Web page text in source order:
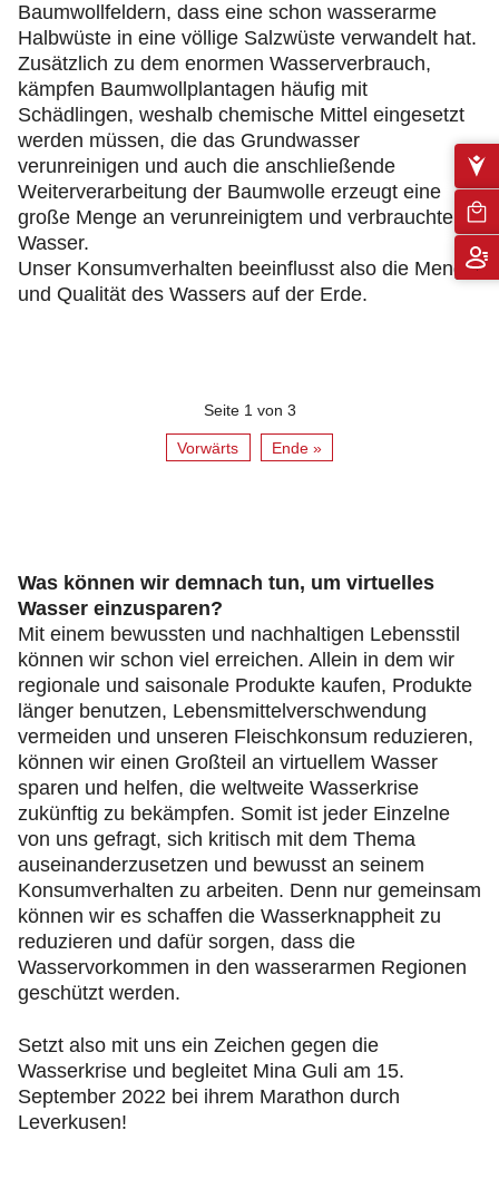
Baumwollfeldern, dass eine schon wasserarme
Halbwüste in eine völlige Salzwüste verwandelt hat.
Zusätzlich zu dem enormen Wasserverbrauch,
kämpfen Baumwollplantagen häufig mit
Schädlingen, weshalb chemische Mittel eingesetzt
werden müssen, die das Grundwasser
verunreinigen und auch die anschließende
Weiterverarbeitung der Baumwolle erzeugt eine
große Menge an verunreinigtem und verbrauchtem
Wasser.
Unser Konsumverhalten beeinflusst also die Menge
und Qualität des Wassers auf der Erde.
Seite 1 von 3
Vorwärts Ende »
Was können wir demnach tun, um virtuelles
Wasser einzusparen?
Mit einem bewussten und nachhaltigen Lebensstil
können wir schon viel erreichen. Allein in dem wir
regionale und saisonale Produkte kaufen, Produkte
länger benutzen, Lebensmittelverschwendung
vermeiden und unseren Fleischkonsum reduzieren,
können wir einen Großteil an virtuellem Wasser
sparen und helfen, die weltweite Wasserkrise
zukünftig zu bekämpfen. Somit ist jeder Einzelne
von uns gefragt, sich kritisch mit dem Thema
auseinanderzusetzen und bewusst an seinem
Konsumverhalten zu arbeiten. Denn nur gemeinsam
können wir es schaffen die Wasserknappheit zu
reduzieren und dafür sorgen, dass die
Wasservorkommen in den wasserarmen Regionen
geschützt werden.
Setzt also mit uns ein Zeichen gegen die
Wasserkrise und begleitet Mina Guli am 15.
September 2022 bei ihrem Marathon durch
Leverkusen!